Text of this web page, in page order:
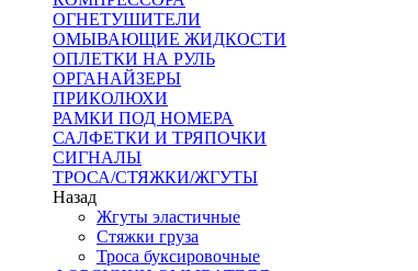
ОГНЕТУШИТЕЛИ
ОМЫВАЮЩИЕ ЖИДКОСТИ
ОПЛЕТКИ НА РУЛЬ
ОРГАНАЙЗЕРЫ
ПРИКОЛЮХИ
РАМКИ ПОД НОМЕРА
САЛФЕТКИ И ТРЯПОЧКИ
СИГНАЛЫ
ТРОСА/СТЯЖКИ/ЖГУТЫ
Назад
Жгуты эластичные
Стяжки груза
Троса буксировочные